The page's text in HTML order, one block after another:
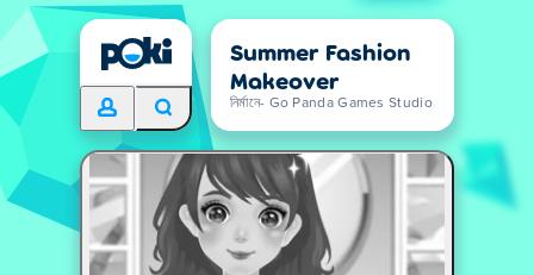
Summer Fashion
Makeover
নির্মানে- Go Panda Games Studio